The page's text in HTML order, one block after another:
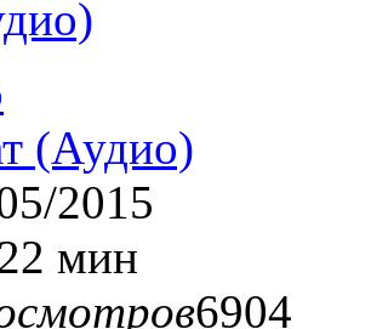
(Аудио)
2015
мин
6904